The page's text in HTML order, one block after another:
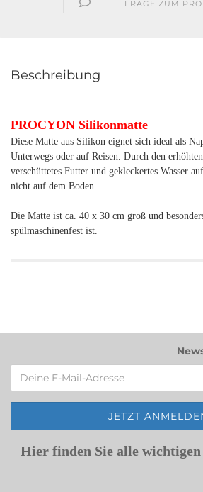
FRAGE ZUM
Beschreibung
PROCYON Silikonmatte
Diese Matte aus Silikon eignet sich ideal als
Unterwegs oder auf Reisen. Durch den
verschüttetes Futter und gekleckertes Wasser
nicht auf dem Boden.
Die Matte ist ca. 40 x 30 cm groß und
spülmaschinenfest ist.
Hier finden Sie alle